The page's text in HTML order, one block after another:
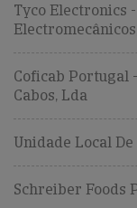
Tyco Electronics
Coficab Portugal
Cabos, Lda
Unidade Local De
Schreiber Foods